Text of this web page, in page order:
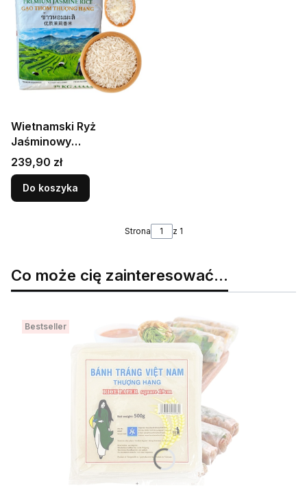
Wietnamski Ryż
Jaśminowy
Gastronomiczny Worek
Do Restauracji 18kg
ROYAL ORIENT
Cena
239,90 zł
Do koszyka
Strona z 1
Co może cię zainteresować...
Bestseller